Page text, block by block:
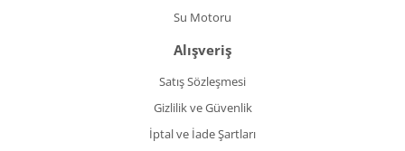
Su Motoru
Alışveriş
Satış Sözleşmesi
Gizlilik ve Güvenlik
İptal ve İade Şartları